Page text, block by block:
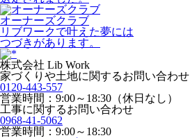
オーナーズクラブ
リブワークで叶えた夢には
つづきがあります。
株式会社 Lib Work
家づくりや土地に関するお問い合わせ
0120-443-557
営業時間：9:00～18:30（休日なし）
工事に関するお問い合わせ
0968-41-5062
営業時間：9:00～18:30